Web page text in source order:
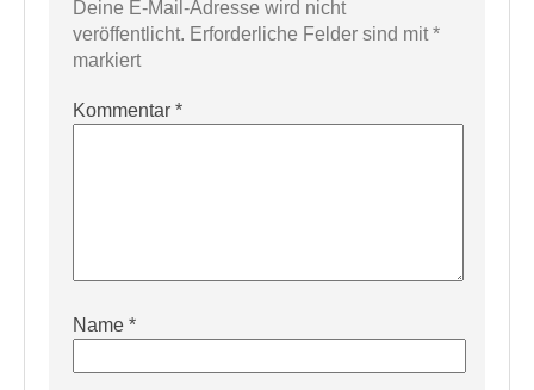
Deine E-Mail-Adresse wird nicht
veröffentlicht. Erforderliche Felder sind mit*
markiert
Kommentar *
Name *